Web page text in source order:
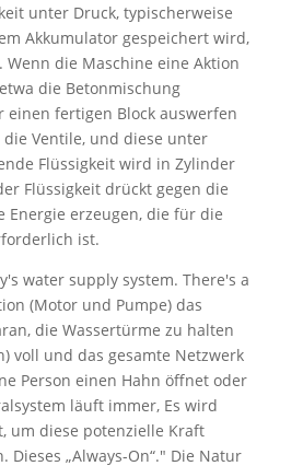
unter Druck, typischerweise
Akkumulator gespeichert wird,
Wenn die Maschine eine Aktion
die Betonmischung
einen fertigen Block auswerfen
Ventile, und diese unter
Flüssigkeit wird in Zylinder
Flüssigkeit drückt gegen die
Energie erzeugen, die für die
ist.
water supply system. There's a
(Motor und Pumpe) das
die Wassertürme zu halten
voll und das gesamte Netzwerk
Person einen Hahn öffnet oder
läuft immer, Es wird
um diese potenzielle Kraft
„Always-On“." Die Natur